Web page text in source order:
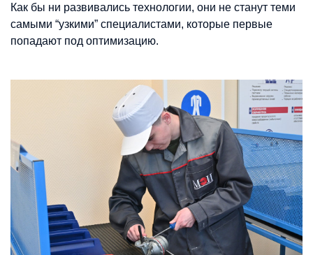
Как бы ни развивались технологии, они не станут теми
самыми “узкими” специалистами, которые первые
попадают под оптимизацию.